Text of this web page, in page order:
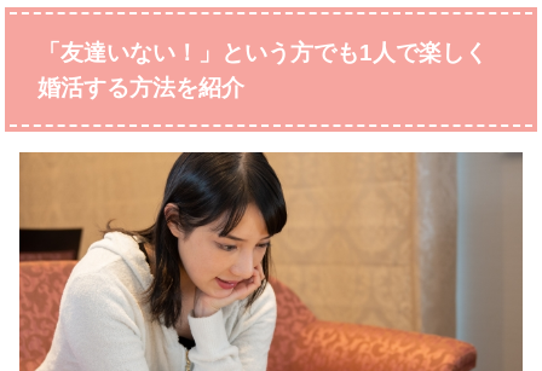
「友達いない！」という方でも1人で楽しく
婚活する方法を紹介